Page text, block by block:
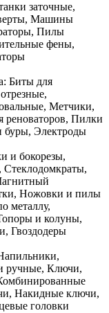
заточные,
Машины
Пилы
фены,
Биты для
Метчики,
Пилки
буры, Электроды
и бокорезы,
Ножовки и пилы
металлу,
и колуны,
Гвоздодеры
ручные, Ключи,
Накидные ключи,
головки